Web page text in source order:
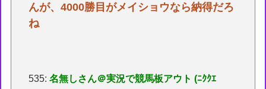
んが、4000勝目がメイショウなら納得だろ
ね
535:名無しさん＠実況で競馬板アウト (ﾆｸｸｴ